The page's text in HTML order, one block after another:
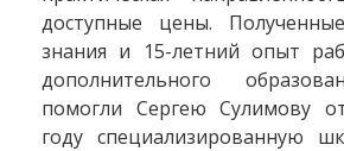
доступные цены.
знания и 15-летний опыт
дополнительного
помогли Сергею Сулимову
году специализированную